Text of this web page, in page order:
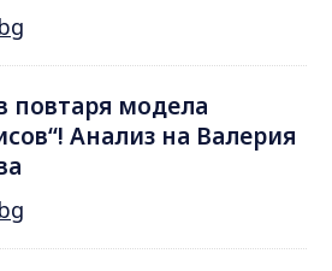
повтаря модела
Анализ на Валерия